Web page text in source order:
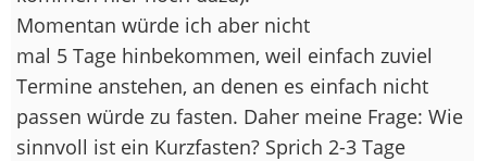
Momentan würde ich aber nicht
mal 5 Tage hinbekommen, weil einfach zuviel
Termine anstehen, an denen es einfach nicht
passen würde zu fasten. Daher meine Frage: Wie
sinnvoll ist ein Kurzfasten? Sprich 2-3 Tage